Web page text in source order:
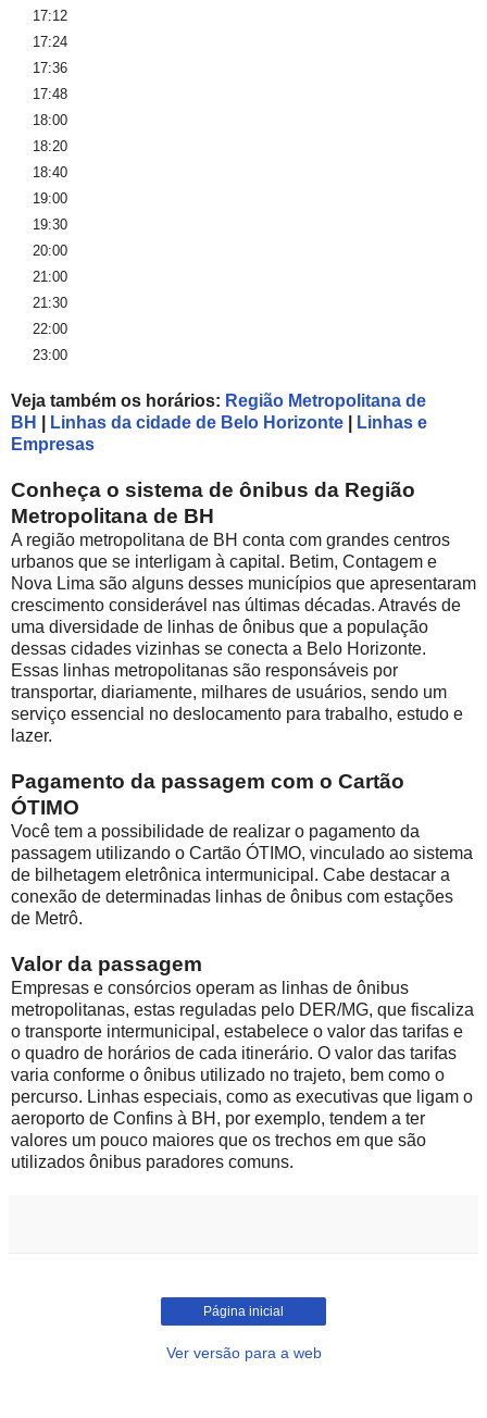
17:12
17:24
17:36
17:48
18:00
18:20
18:40
19:00
19:30
20:00
21:00
21:30
22:00
23:00
Veja também os horários: Região Metropolitana de
BH
Linhas da cidade de Belo Horizonte
Linhas e
Empresas
Conheça o sistema de ônibus da Região
Metropolitana de BH
A região metropolitana de BH conta com grandes centros
urbanos que se interligam à capital. Betim, Contagem e
Nova Lima são alguns desses municípios que apresentaram
crescimento considerável nas últimas décadas. Através de
uma diversidade de linhas de ônibus que a população
dessas cidades vizinhas se conecta a Belo Horizonte.
Essas linhas metropolitanas são responsáveis por
transportar, diariamente, milhares de usuários, sendo um
serviço essencial no deslocamento para trabalho, estudo e
lazer.
Pagamento da passagem com o Cartão
ÓTIMO
Você tem a possibilidade de realizar o pagamento da
passagem utilizando o Cartão ÓTIMO, vinculado ao sistema
de bilhetagem eletrônica intermunicipal. Cabe destacar a
conexão de determinadas linhas de ônibus com estações
de Metrô.
Valor da passagem
Empresas e consórcios operam as linhas de ônibus
metropolitanas, estas reguladas pelo DER/MG, que fiscaliza
o transporte intermunicipal, estabelece o valor das tarifas e
o quadro de horários de cada itinerário. O valor das tarifas
varia conforme o ônibus utilizado no trajeto, bem como o
percurso. Linhas especiais, como as executivas que ligam o
aeroporto de Confins à BH, por exemplo, tendem a ter
valores um pouco maiores que os trechos em que são
utilizados ônibus paradores comuns.
Página inicial
Ver versão para a web